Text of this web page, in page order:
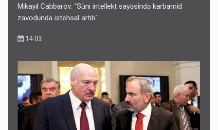
Mikayıl Cabbarov: "Süni intellekt sayəsində karbamid
zavodunda istehsal artıb"
14:03